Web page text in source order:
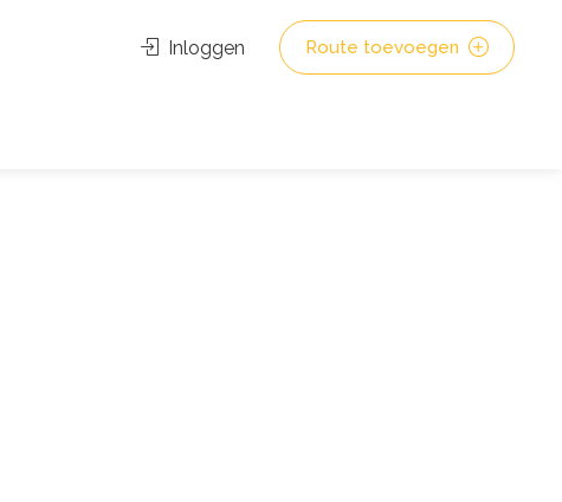
Inloggen Route toevoegen